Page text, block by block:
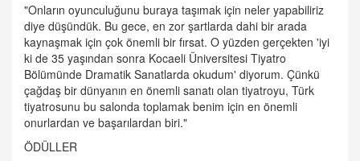
"Onların oyunculuğunu buraya taşımak için neler yapabiliriz
diye düşündük. Bu gece, en zor şartlarda dahi bir arada
kaynaşmak için çok önemli bir fırsat. O yüzden gerçekten 'iyi
ki de 35 yaşından sonra Kocaeli Üniversitesi Tiyatro
Bölümünde Dramatik Sanatlarda okudum' diyorum. Çünkü
çağdaş bir dünyanın en önemli sanatı olan tiyatroyu, Türk
tiyatrosunu bu salonda toplamak benim için en önemli
onurlardan ve başarılardan biri."
ÖDÜLLER